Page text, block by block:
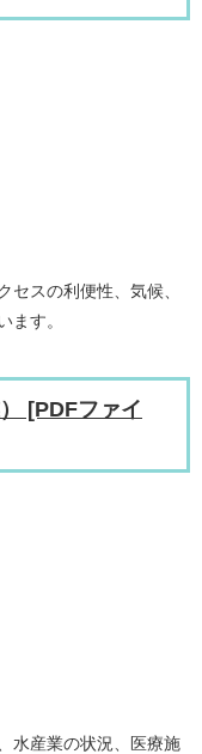
セスの利便性、気候、
ます。
[PDFファイ
水産業の状況、医療施